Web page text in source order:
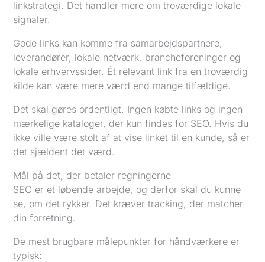
linkstrategi. Det handler mere om troværdige lokale
signaler.
Gode links kan komme fra samarbejdspartnere,
leverandører, lokale netværk, brancheforeninger og
lokale erhvervssider. Ét relevant link fra en troværdig
kilde kan være mere værd end mange tilfældige.
Det skal gøres ordentligt. Ingen købte links og ingen
mærkelige kataloger, der kun findes for SEO. Hvis du
ikke ville være stolt af at vise linket til en kunde, så er
det sjældent det værd.
Mål på det, der betaler regningerne
SEO er et løbende arbejde, og derfor skal du kunne
se, om det rykker. Det kræver tracking, der matcher
din forretning.
De mest brugbare målepunkter for håndværkere er
typisk: